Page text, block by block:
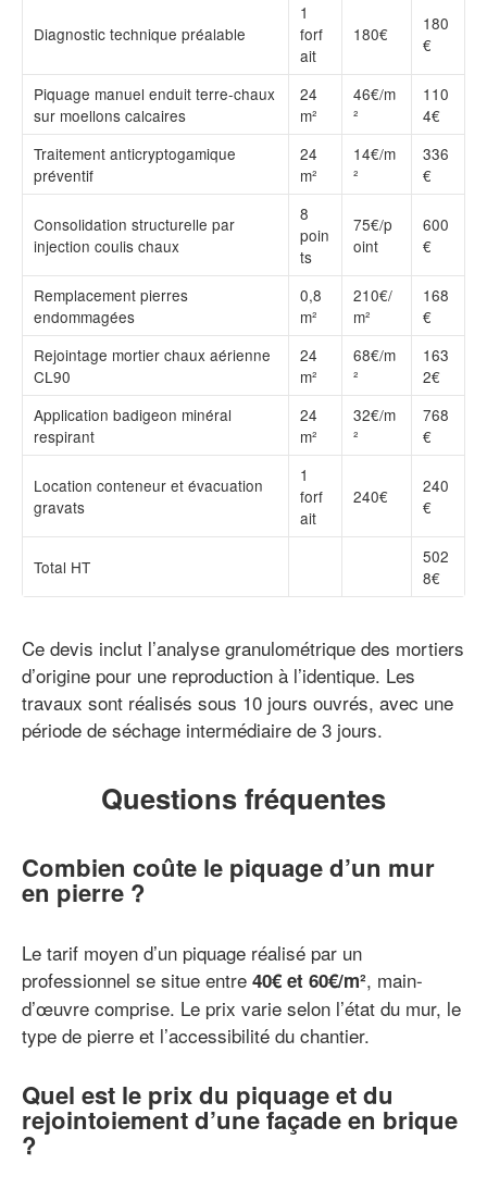
Diagnostic technique préalable
1
forf
ait
180€
180
€
Piquage manuel enduit terre-chaux
sur moellons calcaires
24
m²
46€/m
²
110
4€
Traitement anticryptogamique
préventif
24
m²
14€/m
²
336
€
Consolidation structurelle par
injection coulis chaux
8
poin
ts
75€/p
oint
600
€
Remplacement pierres
endommagées
0,8
m²
210€/
m²
168
€
Rejointage mortier chaux aérienne
CL90
24
m²
68€/m
²
163
2€
Application badigeon minéral
respirant
24
m²
32€/m
²
768
€
Location conteneur et évacuation
gravats
1
forf
ait
240€
240
€
Total HT
502
8€
Ce devis inclut l’analyse granulométrique des mortiers
d’origine pour une reproduction à l’identique. Les
travaux sont réalisés sous 10 jours ouvrés, avec une
période de séchage intermédiaire de 3 jours.
Questions fréquentes
Combien coûte le piquage d’un mur
en pierre ?
Le tarif moyen d’un piquage réalisé par un
professionnel se situe entre 40€ et 60€/m², main-
d’œuvre comprise. Le prix varie selon l’état du mur, le
type de pierre et l’accessibilité du chantier.
Quel est le prix du piquage et du
rejointoiement d’une façade en brique
?